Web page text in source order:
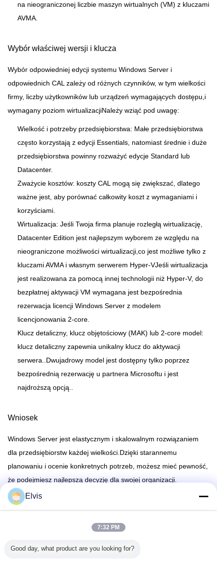
Zatwierdź
na nieograniczonej liczbie maszyn wirtualnych (VM) z kluczami
AVMA.
Wybór właściwej wersji i klucza
Wybór odpowiedniej edycji systemu Windows Server i
odpowiednich CAL zależy od różnych czynników, w tym wielkości
firmy, liczby użytkowników lub urządzeń wymagających dostępu,i
wymagany poziom wirtualizacjiNależy wziąć pod uwagę:
Wielkość i potrzeby przedsiębiorstwa: Małe przedsiębiorstwa
często korzystają z edycji Essentials, natomiast średnie i duże
przedsiębiorstwa powinny rozważyć edycje Standard lub
Datacenter.
Zważycie kosztów: koszty CAL mogą się zwiększać, dlatego
ważne jest, aby porównać całkowity koszt z wymaganiami i
korzyściami.
Wirtualizacja: Jeśli Twoja firma planuje rozległą wirtualizację,
Datacenter Edition jest najlepszym wyborem ze względu na
nieograniczone możliwości wirtualizacji,co jest możliwe tylko z
kluczami AVMA i własnym serwerem Hyper-VJeśli wirtualizacja
jest realizowana za pomocą innej technologii niż Hyper-V, do
bezpłatnej aktywacji VM wymagana jest bezpośrednia
rezerwacja licencji Windows Server z modelem
licencjonowania 2-core.
Klucz detaliczny, klucz objętościowy (MAK) lub 2-core model:
klucz detaliczny zapewnia unikalny klucz do aktywacji
serwera..Dwujadrowy model jest dostępny tylko poprzez
bezpośrednią rezerwację u partnera Microsoftu i jest
najdroższą opcją..
Wniosek
Windows Server jest elastycznym i skalowalnym rozwiązaniem
dla przedsiębiorstw każdej wielkości.Dzięki starannemu
planowaniu i ocenie konkretnych potrzeb, możesz mieć pewność,
że podejmiesz najlepszą decyzję dla swojej organizacji.
Recommended Products
Elvis
7:32 PM
Good day, what product are you looking for?